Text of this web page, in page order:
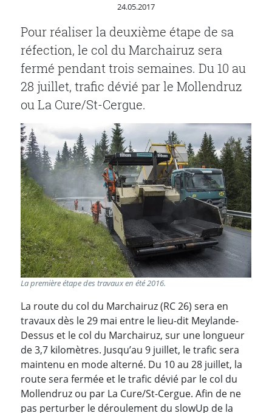
Publié le
24.05.2017
Pour réaliser la deuxième étape de sa
réfection, le col du Marchairuz sera
fermé pendant trois semaines. Du 10 au
28 juillet, trafic dévié par le Mollendruz
ou La Cure/St-Cergue.
La première étape des travaux en été 2016.
La route du col du Marchairuz (RC 26) sera en
travaux dès le 29 mai entre le lieu-dit Meylande-
Dessus et le col du Marchairuz, sur une longueur
de 3,7 kilomètres. Jusqu’au 9 juillet, le trafic sera
maintenu en mode alterné. Du 10 au 28 juillet, la
route sera fermée et le trafic dévié par le col du
Mollendruz ou par La Cure/St-Cergue. Afin de ne
pas perturber le déroulement du slowUp de la